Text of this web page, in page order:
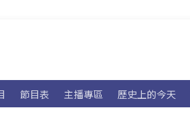
節目表 主播專區 歷史上的今天